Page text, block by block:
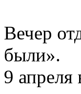
Вечер
были».
9 апреля